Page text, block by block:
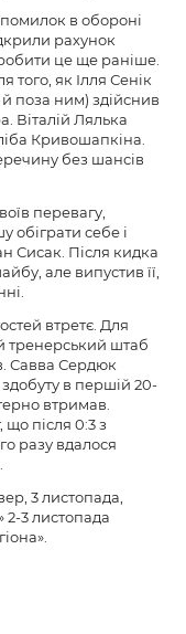
в обороні
рахунок
це ще раніше.
того, як Ілля Сенік
поза ним) здійснив
Віталій Лялька
Кривошапкіна.
без шансів
перевагу,
обіграти себе і
Сисак. Після кидка
але випустив її,
втретє. Для
тренерський штаб
Савва Сердюк
в першій 20-
втримав.
що після 0:3 з
разу вдалося
3 листопада,
2-3 листопада